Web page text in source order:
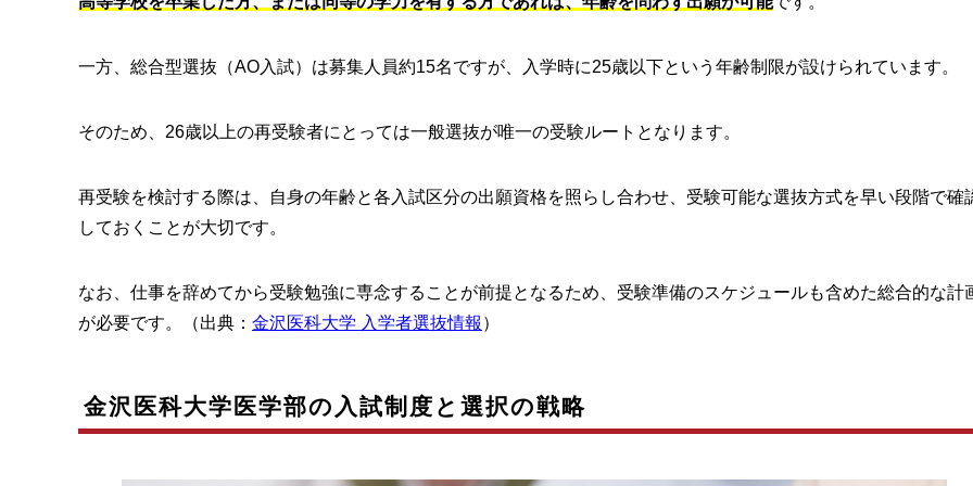
一方、総合型選抜（AO入試）は募集人員約15名ですが、入学時に25歳以下という年齢制限が設けられています。
そのため、26歳以上の再受験者にとっては一般選抜が唯一の受験ルートとなります。
再受験を検討する際は、自身の年齢と各入試区分の出願資格を照らし合わせ、受験可能な選抜方式を早い段階で確
しておくことが大切です。
なお、仕事を辞めてから受験勉強に専念することが前提となるため、受験準備のスケジュールも含めた総合的な計
が必要です。（出典： 金沢医科大学 入学者選抜情報 ）
金沢医科大学医学部の入試制度と選択の戦略